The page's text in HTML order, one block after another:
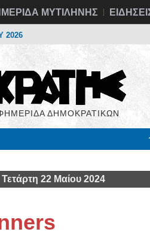
ΜΥΤΙΛΗΝΗΣ
2026
ΔΗΜΟΚΡΑΤΙΚΩΝ
Τετάρτη 22 Μαίου 2024